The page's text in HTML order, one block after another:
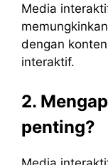
Media
dengan
interaktif.
2.
penting?